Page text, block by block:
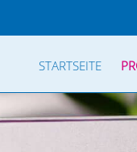
STARTSEITE